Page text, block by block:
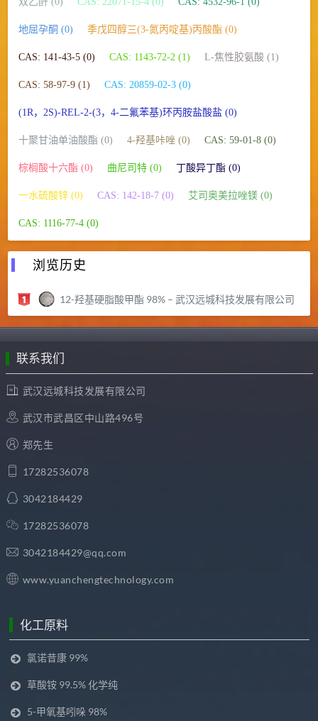
地屈孕酮 (0) 季戊四醇三(3-氮丙啶基)丙酸酯 (0)
CAS: 141-43-5 (0) CAS: 1143-72-2 (1) L-焦性胶氨酸 (1)
CAS: 58-97-9 (1) CAS: 20859-02-3 (0)
(1R，2S)-REL-2-(3，4-二氟苯基)环丙胺盐酸盐 (0)
十聚甘油单油酸酯 (0) 4-羟基咔唑 (0) CAS: 59-01-8 (0)
棕榈酸十六酯 (0) 曲尼司特 (0) 丁酸异丁酯 (0)
一水硫酸锌 (0) CAS: 142-18-7 (0) 艾司奥美拉唑镁 (0)
CAS: 1116-77-4 (0)
浏览历史
12-羟基硬脂酸甲酯 98% – 武汉远城科技发展有限公司
联系我们
武汉远城科技发展有限公司
武汉市武昌区中山路496号
郑先生
17282536078
3042184429
17282536078
3042184429@qq.com
www.yuanchengtechnology.com
化工原料
氯诺昔康 99%
草酸铵 99.5% 化学纯
5-甲氧基吲哚 98%